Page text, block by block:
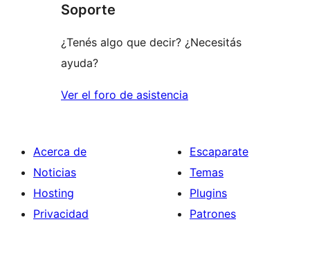
estrellas
Soporte
¿Tenés algo que decir? ¿Necesitás
ayuda?
Ver el foro de asistencia
Acerca de
Noticias
Hosting
Privacidad
Escaparate
Temas
Plugins
Patrones